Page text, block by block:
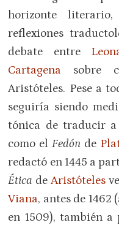
horizonte
reflexiones
debate entre
Cartagena sobre
Aristóteles. Pese a
seguiría siendo
tónica de traducir
como elFedón de
redactó en 1445 a
Ética de Aristóteles
Viana, antes de 1462
en 1509), también